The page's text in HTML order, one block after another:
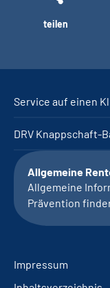
teilen
Service auf einen
DRV Knappschaft-
Allgemeine
Allgemeine
Prävention
Impressum